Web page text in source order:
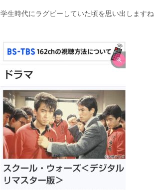
学生時代にラグビーしていた頃を思い出しますね